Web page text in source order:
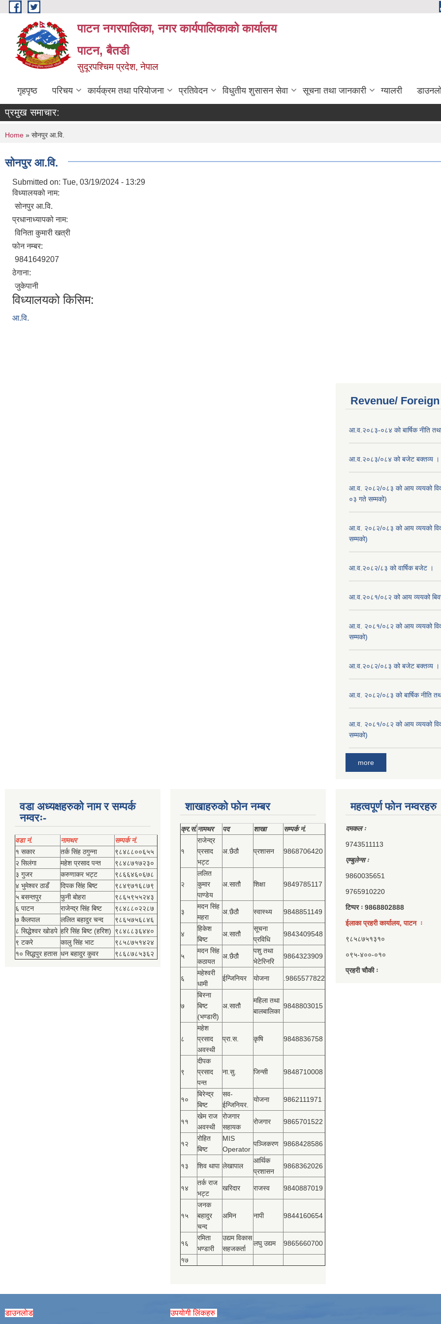
Skip to main content
पाटन नगरपालिका, नगर कार्यपालिकाको कार्यालय
पाटन, बैतडी
सुदूरपश्चिम प्रदेश, नेपाल
गृहपृष्ठ परिचय कार्यक्रम तथा परियोजना प्रतिवेदन विधुतीय शुसासन सेवा सूचना तथा जानकारी ग्यालरी
प्रमुख समाचार:
You are here
Home » सोनपुर आ.वि.
सोनपुर आ.वि.
Submitted on: Tue, 03/19/2024 - 13:29
विध्यालयको नाम:
सोनपुर आ.वि.
प्रधानाध्यापको नाम:
विनिता कुमारी खत्री
फोन नम्बर:
9841649207
ठेगाना:
जुकेपानी
विध्यालयको किसिम:
आ.वि.
Revenue/
आ.व.२०८३-०८४ को बार्षिक नीति
आ.व.२०८३/०८४ को बजेट बक्तव्य ।
आ.व. २०८२/०८३ को आय व्ययको
०३ गते सम्मको)
आ.व. २०८२/०८३ को आय व्ययको
सम्मको)
आ.व.२०८२/८३ को वार्षिक बजेट ।
आ.व.२०८१/०८२ को आय व्ययको
आ.व. २०८१/०८२ को आय व्ययको
सम्मको)
आ.व.२०८२/०८३ को बजेट बक्तव्य ।
आ.व. २०८२/०८३ को बार्षिक नीति
आ.व. २०८१/०८२ को आय व्ययको
सम्मको)
more
वडा अध्यक्षहरुको नाम र सम्पर्क
नम्वरः-
वडा नं. नामथर
सम्पर्क नं.
१ सकार
तर्क सिंह ठगुन्‍ना
९८४८८००६५५
२ सिलंगा
महेश प्रसाद पन्त
९८४८७१७२३०
३ गुजर
करुणाकर भट्ट
९८६६४६०६७८
४ भुमेश्‍वर ठाडँ
दिपक सिंह बिष्‍ट
९८४९७१६८७९
५ बसन्तपुर
फुनी बोहरा
९८६५९५५२४३
६ पाटन
राजेन्द्र सिंह बिष्‍ट
९८४८८०२२८७
७ कैलपाल
ललित बहादुर चन्द
९८६५७५६८४६
८ सिद्धेश्‍वर खोडपे हरि सिंह बिष्‍ट (हरिश) ९८४८८३६४४०
९ टकरे
कालु सिंह भाट
९८५८७५१४२४
१० सिद्धपुर हतास धन बहादुर कुवर ९८६८७८५३६२
शाखाहरुको फोन नम्बर
क्र.सं.नामथर पद शाखा सम्‍पर्क नं.
१
राजेन्द्र
प्रसाद
भट्ट
अ.छैठौ प्रशासन 9868706420
२
ललित
कुमार
पाण्डेय
अ.सातौ शिक्षा 9849785117
३
मदन सिंह
महरा
अ.छैठौ स्वास्थ्य 9848851149
४
हिकेश
बिष्‍ट
अ.सातौ
सूचना
प्रविधि
9843409548
५
मदन सिंह
कठायत
अ.छैठौ
पशु तथा
भेटेरिनरि
9864323909
६
महेश्‍वरी
धामी
ईन्जिनियर योजना .9865577822
७
बिस्‍ना
बिष्‍ट
(भण्डारी)
अ.सातौ
महिला तथा
बालबालिका
9848803015
८
महेश
प्रसाद
अवस्थी
प्रा.स. कृषि 9848836758
९
दीपक
प्रसाद
पन्त
ना.सु. जिन्सी 9848710008
१०
बिरेन्द्र
बिष्‍ट
सव-
ईन्जिनियर.
योजना 9862111971
११
खेम राज
अवस्थी
रोजगार
सहायक
रोजगार 9865701522
१२
रोहित
बिष्‍ट
MIS
Operator
पञ्‍जिकरण 9868428586
१३ शिव थापा लेखापाल
आर्थिक
प्रशासन
9868362026
१४
तर्क राज
भट्ट
खरिदार राजस्‍व 9840887019
१५
जनक
बहादुर
चन्द
अमिन नापी 9844160654
१६
रमिता
भण्डारी
उद्यम विकास
सहजकर्ता
लघु उद्यम 9865660700
१७
महत्वपूर्ण फोन नम्वरहरु
दमकल ः
9743511113
एम्बुलेन्स ः
9860035651
9765910220
टिप्पर ः 9868802888
ईलाका प्रहरी कार्यालय, पाटन ः
९८५८७५१३१०
०९५-४००-०१०
प्रहरी चौकी ः
डाउनलाेड उपयाेगी लिंकहरु